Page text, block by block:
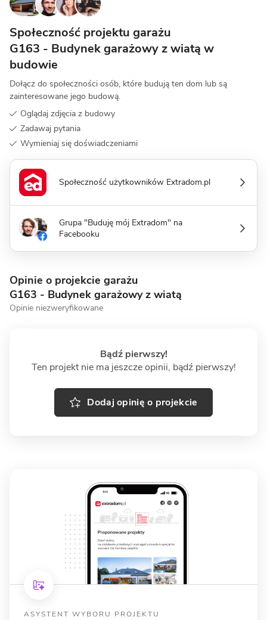
Społeczność projektu garażu
G163 - Budynek garażowy z wiatą w
budowie
Dołącz do społeczności osób, które budują ten dom lub są
zainteresowane jego budową.
Oglądaj zdjęcia z budowy
Zadawaj pytania
Wymieniaj się doświadczeniami
Społeczność użytkowników Extradom.pl
Grupa "Buduję mój Extradom" na
Facebooku
Opinie o projekcie garażu
G163 - Budynek garażowy z wiatą
Opinie niezweryfikowane
Bądź pierwszy!
Ten projekt nie ma jeszcze opinii, bądź pierwszy!
Dodaj opinię o projekcie
ASYSTENT WYBORU PROJEKTU